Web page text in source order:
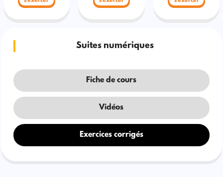
Suites numériques
Fiche de cours
Vidéos
Exercices corrigés